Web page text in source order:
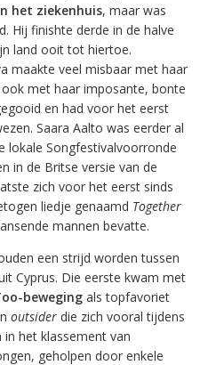
het ziekenhuis, maar was
Hij finishte derde in de halve
land ooit tot hiertoe.
maakte veel misbaar met haar
met haar imposante, bonte
en had voor het eerst
Saara Aalto was eerder al
lokale Songfestivalvoorronde
in de Britse versie van de
zich voor het eerst sinds
liedje genaamd Together
mannen bevatte.
een strijd worden tussen
Cyprus. Die eerste kwam met
bewegingals topfavoriet
outsiderdie zich vooral tijdens
het klassement van
geholpen door enkele